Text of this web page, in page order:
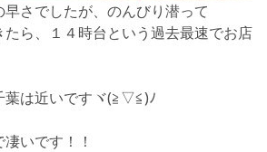
さでしたが、のんびり潜って
ら、１４時台という過去最速でお店
葉は近いですヾ(≧▽≦)ﾉ
いです！！